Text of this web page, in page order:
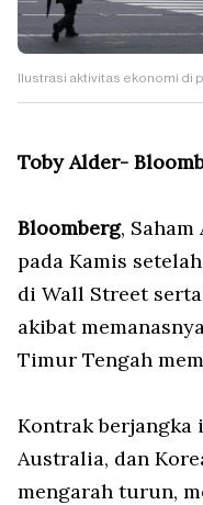
Ilustrasi aktivitas ekonomi di
Toby Alder-
Bloomberg,
pada Kamis
di Wall Street
akibat
Timur Tengah
Kontrak berjangka
Australia, dan
mengarah turun,